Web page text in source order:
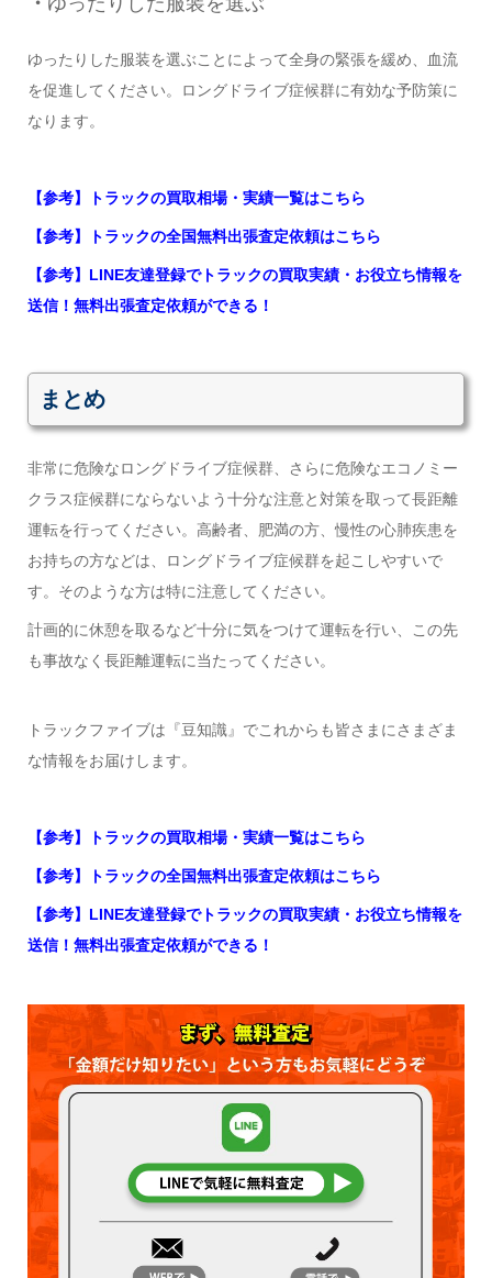
ゆったりした服装を選ぶことによって全身の緊張を緩め、血流
を促進してください。 ロングドライブ症候群に有効な予防策に
なります。
【参考】トラックの買取相場・実績一覧はこちら
【参考】トラックの全国無料出張査定依頼はこちら
【参考】LINE友達登録でトラックの買取実績・お役立ち情報を
送信！無料出張査定依頼ができる！
まとめ
非常に危険なロングドライブ症候群、さらに危険なエコノミー
クラス症候群にならないよう十分な注意と対策を取って長距離
運転を行ってください。高齢者、肥満の方、慢性の心肺疾患を
お持ちの方などは、ロングドライブ症候群を起こしやすいで
す。そのような方は特に注意してください。
計画的に休憩を取るなど十分に気をつけて運転を行い、この先
も事故なく長距離運転に当たってください。
トラックファイブは『豆知識』でこれからも皆さまにさまざま
な情報をお届けします。
【参考】トラックの買取相場・実績一覧はこちら
【参考】トラックの全国無料出張査定依頼はこちら
【参考】LINE友達登録でトラックの買取実績・お役立ち情報を
送信！無料出張査定依頼ができる！